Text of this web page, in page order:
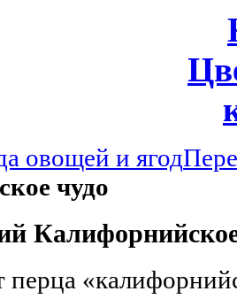
овощей и ягод
чудо
перца